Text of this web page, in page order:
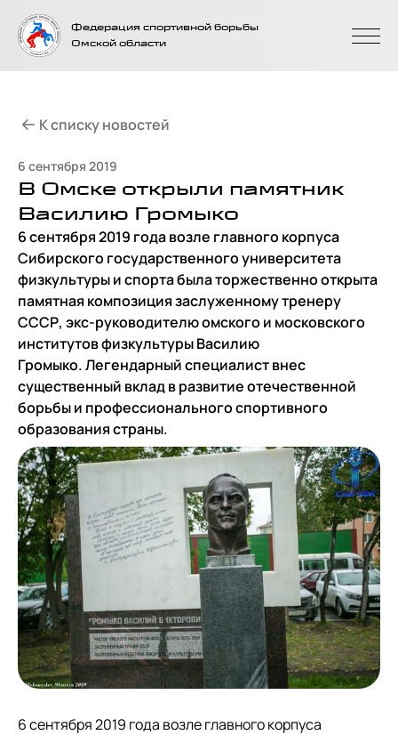
На главную
страницу
Федерация спортивной борьбы
Омской области
6 сентября 2019
В Омске открыли памятник
Василию Громыко
6 сентября 2019 года возле главного корпуса
Сибирского государственного университета
физкультуры и спорта была торжественно открыта
памятная композиция заслуженному тренеру
СССР, экс-руководителю омского и московского
институтов физкультуры Василию
Громыко. Легендарный специалист внес
существенный вклад в развитие отечественной
борьбы и профессионального спортивного
образования страны.
6 сентября 2019 года возле главного корпуса
К списку новостей